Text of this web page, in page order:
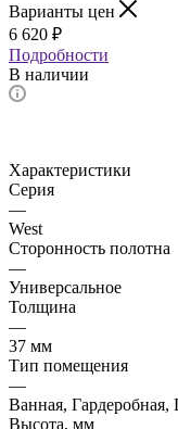
Варианты цен
6 620 ₽
Подробности
В наличии
Характеристики
Серия
—
West
Сторонность полотна
—
Универсальное
Толщина
—
37 мм
Тип помещения
—
Ванная, Гардеробная,
Высота, мм